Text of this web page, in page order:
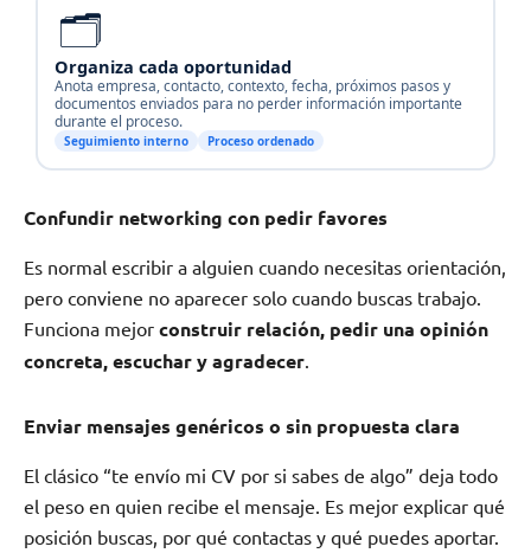
🗂️
Organiza cada oportunidad
Anota empresa, contacto, contexto, fecha, próximos pasos y
documentos enviados para no perder información importante
durante el proceso.
Seguimiento interno Proceso ordenado
Confundir networking con pedir favores
Es normal escribir a alguien cuando necesitas orientación,
pero conviene no aparecer solo cuando buscas trabajo.
Funciona mejor construir relación, pedir una opinión
concreta, escuchar y agradecer
Enviar mensajes genéricos o sin propuesta clara
El clásico “te envío mi CV por si sabes de algo” deja todo
el peso en quien recibe el mensaje. Es mejor explicar qué
posición buscas, por qué contactas y qué puedes aportar.